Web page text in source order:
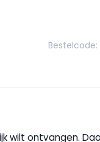
Bestelcode:
wilt ontvangen.